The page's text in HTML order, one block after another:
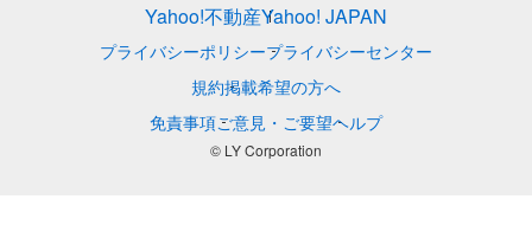
Yahoo!不動産Yahoo! JAPAN
プライバシーポリシープライバシーセンター
規約掲載希望の方へ
免責事項ご意見・ご要望ヘルプ
© LY Corporation